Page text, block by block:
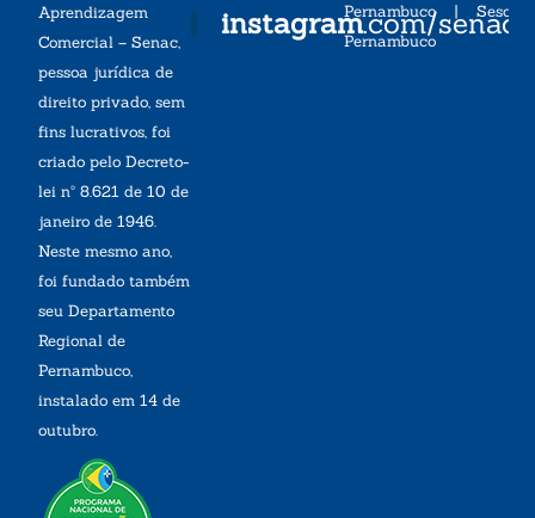
Aprendizagem
Comercial – Senac,
pessoa jurídica de
direito privado, sem
fins lucrativos, foi
criado pelo Decreto-
lei nº 8.621 de 10 de
janeiro de 1946.
Neste mesmo ano,
foi fundado também
seu Departamento
Regional de
Pernambuco,
instalado em 14 de
outubro.
instagram.com/
Pernambuco| Sesc
Pernambuco